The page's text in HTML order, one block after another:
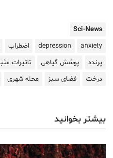
Sci-News
anxiety
depression اضطراب
پرنده
پوشش گیاهی تاثیرات
درخت
فضای سبز محله شهری
بیشتر بخوانید